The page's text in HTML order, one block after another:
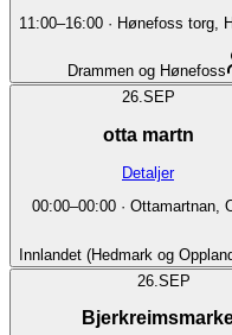
11:00–16:00 · Hønefoss torg,
Drammen og Hønefoss
26. SEP
otta martn
Detaljer
00:00–00:00· Ottamartnan,
Innlandet (Hedmark og
26. SEP